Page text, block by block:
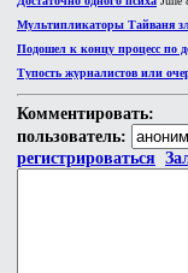
Мультипликаторы Тайваня
Подошел к концу процесс по
Тупость журналистов или
Комментировать:
пользователь:
регистрироваться